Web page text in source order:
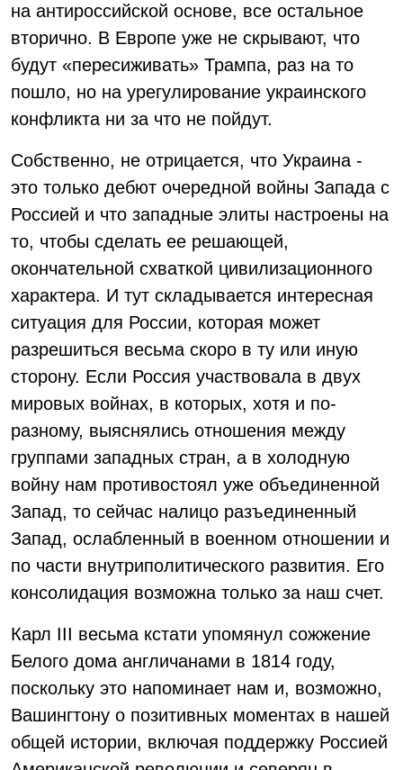
на антироссийской основе, все остальное
вторично. В Европе уже не скрывают, что
будут «пересиживать» Трампа, раз на то
пошло, но на урегулирование украинского
конфликта ни за что не пойдут.
Собственно, не отрицается, что Украина -
это только дебют очередной войны Запада с
Россией и что западные элиты настроены на
то, чтобы сделать ее решающей,
окончательной схваткой цивилизационного
характера. И тут складывается интересная
ситуация для России, которая может
разрешиться весьма скоро в ту или иную
сторону. Если Россия участвовала в двух
мировых войнах, в которых, хотя и по-
разному, выяснялись отношения между
группами западных стран, а в холодную
войну нам противостоял уже объединенной
Запад, то сейчас налицо разъединенный
Запад, ослабленный в военном отношении и
по части внутриполитического развития. Его
консолидация возможна только за наш счет.
Карл III весьма кстати упомянул сожжение
Белого дома англичанами в 1814 году,
поскольку это напоминает нам и, возможно,
Вашингтону о позитивных моментах в нашей
общей истории, включая поддержку Россией